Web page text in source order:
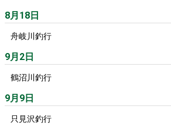
8月18日
舟岐川釣行
9月2日
鶴沼川釣行
9月9日
只見沢釣行